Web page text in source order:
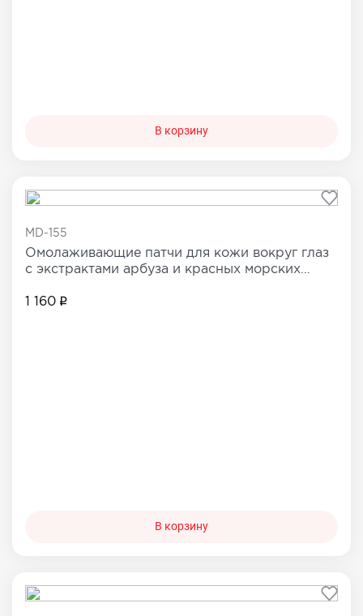
В корзину
MD-155
Омолаживающие патчи для кожи вокруг глаз
с экстрактами арбуза и красных морских
1 160
В корзину